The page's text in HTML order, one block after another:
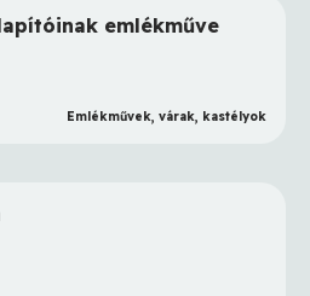
emlékműve
Emlékművek, várak, kastélyok